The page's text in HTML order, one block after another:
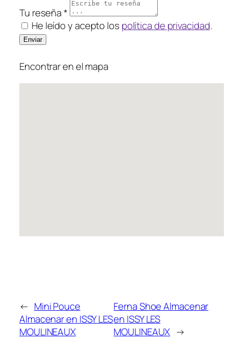
Tu reseña *
He leído y acepto los política de privacidad.
Encontrar en el mapa
← Mini Pouce
Almacenar en ISSY LES
MOULINEAUX
Ferna ShoeAlmacenar
en ISSY LES
MOULINEAUX →